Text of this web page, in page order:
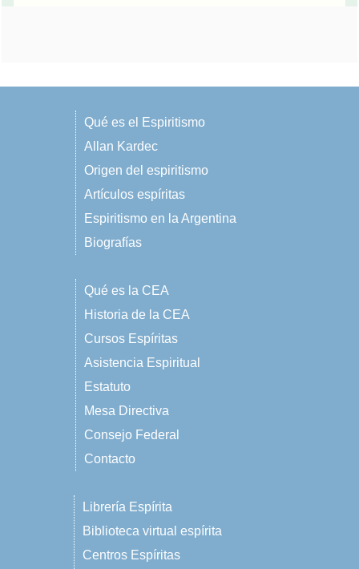
Qué es el Espiritismo
Allan Kardec
Origen del espiritismo
Artículos espíritas
Espiritismo en la Argentina
Biografías
Qué es la CEA
Historia de la CEA
Cursos Espíritas
Asistencia Espiritual
Estatuto
Mesa Directiva
Consejo Federal
Contacto
Librería Espírita
Biblioteca virtual espírita
Centros Espíritas